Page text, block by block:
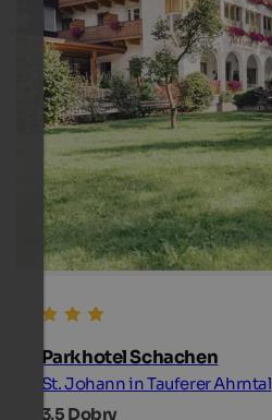
Parkhotel Schachen
St. Johann in Tauferer Ahrntal
3,5 Dobry